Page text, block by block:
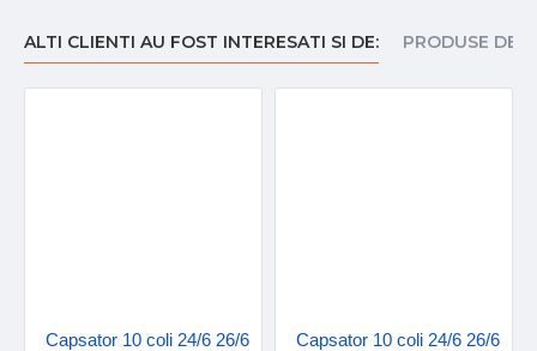
ALTI CLIENTI AU FOST INTERESATI SI DE: PRODUSE DE
Capsator 10 coli 24/6 26/6
Capsator 10 coli 24/6 26/6